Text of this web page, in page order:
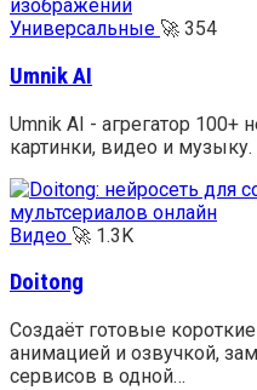
Универсальные 🚀 354
Umnik AI
Umnik AI - агрегатор 100+
картинки, видео и музыку.
Видео 🚀 1.3K
Doitong
Создаёт готовые
анимацией и озвучкой,
сервисов в одной…